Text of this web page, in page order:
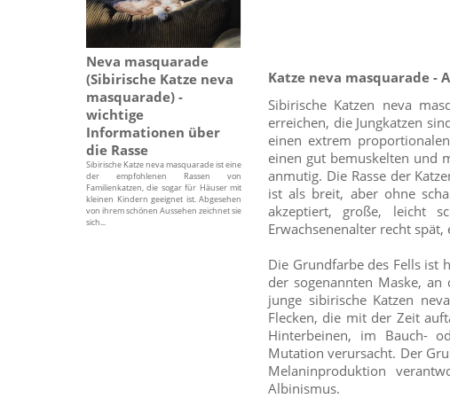
Neva masquarade
(Sibirische Katze neva
masquarade) -
wichtige
Informationen über
die Rasse
Sibirische Katze neva masquarade ist eine
der empfohlenen Rassen von
Familienkatzen, die sogar für Häuser mit
kleinen Kindern geeignet ist. Abgesehen
von ihrem schönen Aussehen zeichnet sie
sich...
Katze neva masquarade -
Sibirische Katzen neva
erreichen, die Jungkatzen
einen extrem
einen gut bemuskelten und
anmutig. Die Rasse der
ist als breit, aber ohne
akzeptiert, große, leicht
Erwachsenenalter recht
Die Grundfarbe des Fells ist
der sogenannten Maske,
junge sibirische Katzen
Flecken, die mit der Zeit
Hinterbeinen, im Bauch-
Mutation verursacht. Der
Melaninproduktion
Albinismus.